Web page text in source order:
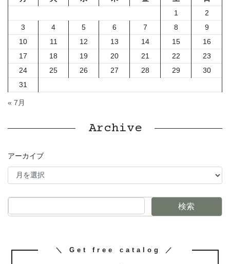
1
2
3
4 5 6 7 8
9
10
11 12 13 14 15
16
17
18 19 20 21 22
23
24
25 26 27 28 29
30
31
« 7月
Archive
アーカイブ
検索
カ
＼ Get free catalog ／